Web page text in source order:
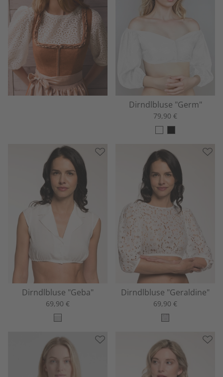
Dirndlbluse "Germ"
79,90 €
Dirndlbluse "Geba"
69,90 €
Dirndlbluse "Geraldine"
69,90 €